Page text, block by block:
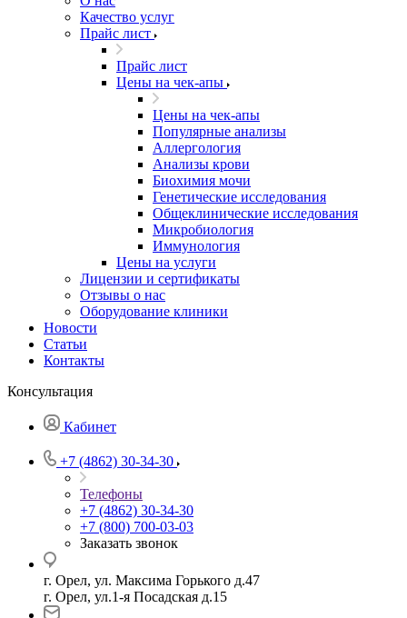
Качество услуг
Прайс лист
Прайс лист
​​​​​Цены на чек-апы
​​​​​Цены на чек-апы
Популярные анализы
Аллергология
Анализы крови
Биохимия мочи
Генетические исследования
Общеклинические исследования
Микробиология
Иммунология
Цены на услуги
Лицензии и сертификаты
Отзывы о нас
Оборудование клиники
Новости
Статьи
Контакты
Консультация
Кабинет
+7 (4862) 30-34-30
Телефоны
+7 (4862) 30-34-30
+7 (800) 700-03-03
Заказать звонок
г. Орел, ул. Максима Горького д.47
г. Орел, ул.1-я Посадская д.15